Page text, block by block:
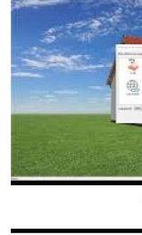
Gelände
ebenes
Erdarbeiten
Hanglage
Geländer
französische